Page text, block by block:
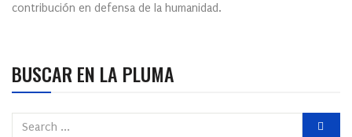
contribución en defensa de la humanidad.
BUSCAR EN LA PLUMA